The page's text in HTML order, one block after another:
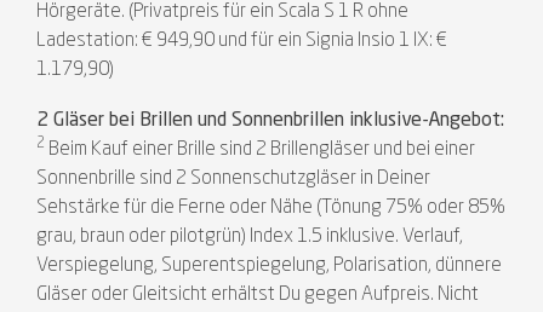
Hörgeräte. (Privatpreis für ein Scala S 1 R ohne
Ladestation: € 949,90 und für ein Signia Insio 1 IX: €
1.179,90)
2 Gläser bei Brillen und Sonnenbrillen inklusive-Angebot:
2 Beim Kauf einer Brille sind 2 Brillengläser und bei einer
Sonnenbrille sind 2 Sonnenschutzgläser in Deiner
Sehstärke für die Ferne oder Nähe (Tönung 75% oder 85%
grau, braun oder pilotgrün) Index 1.5 inklusive. Verlauf,
Verspiegelung, Superentspiegelung, Polarisation, dünnere
Gläser oder Gleitsicht erhältst Du gegen Aufpreis. Nicht